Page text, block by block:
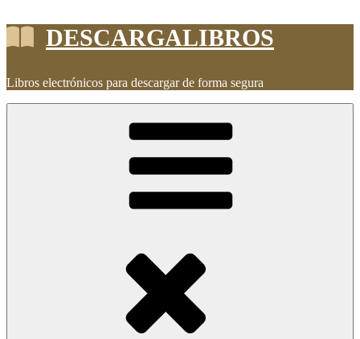
Saltar
al
DESCARGALIBROS
Libros electrónicos para descargar de forma segura